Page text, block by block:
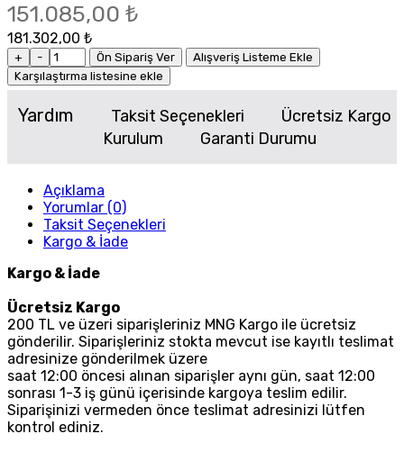
151.085,00 ₺
181.302,00 ₺
+ - Ön Sipariş Ver
Alışveriş Listeme Ekle
Karşılaştırma listesine ekle
Yardım Taksit Seçenekleri
Ücretsiz Kargo
Kurulum
Garanti Durumu
Açıklama
Yorumlar (0)
Taksit Seçenekleri
Kargo & İade
Kargo & İade
Ücretsiz Kargo
200 TL ve üzeri siparişleriniz MNG Kargo ile ücretsiz
gönderilir. Siparişleriniz stokta mevcut ise kayıtlı teslimat
adresinize gönderilmek üzere
saat 12:00 öncesi alınan siparişler aynı gün, saat 12:00
sonrası 1-3 iş günü içerisinde kargoya teslim edilir.
Siparişinizi vermeden önce teslimat adresinizi lütfen
kontrol ediniz.